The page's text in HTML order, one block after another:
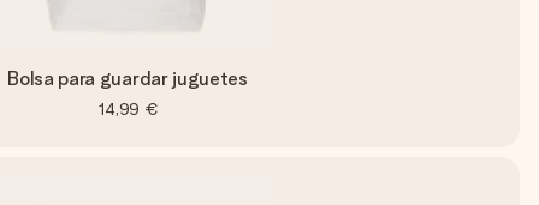
Bolsa para guardar juguetes
14,99 €